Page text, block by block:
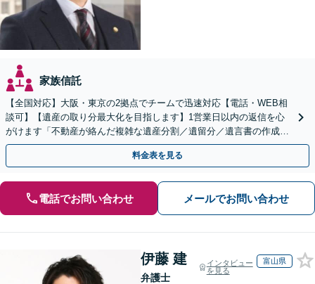
家族信託
【全国対応】大阪・東京の2拠点でチームで迅速対応【電話・WEB相
談可】【遺産の取り分最大化を目指します】1営業日以内の返信を心
がけます「不動産が絡んだ複雑な遺産分割／遺留分／遺言書の作成・
執行／事業承継など、お任せください」【休日相談あり】
料金表を見る
電話でお問い合わせ メールでお問い合わせ
伊藤 建
弁護士
インタビュー
を見る
富山県